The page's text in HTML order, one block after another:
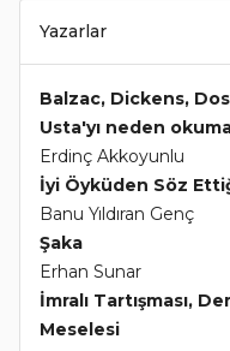
Yazarlar
Balzac, Dickens,
Usta'yı neden
Erdinç Akkoyunlu
İyi Öyküden Söz
Banu Yıldıran Genç
Şaka
Erhan Sunar
İmralı Tartışması,
Meselesi